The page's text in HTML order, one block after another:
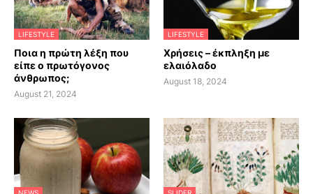
LIFESTYLE
Ποια η πρώτη λέξη που
είπε ο πρωτόγονος
άνθρωπος;
August 21, 2024
LIFESTYLE
Χρήσεις – έκπληξη με
ελαιόλαδο
August 18, 2024